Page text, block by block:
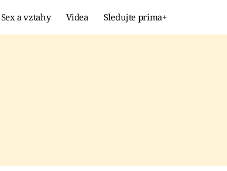
Sex a vztahy Videa Sledujte prima+